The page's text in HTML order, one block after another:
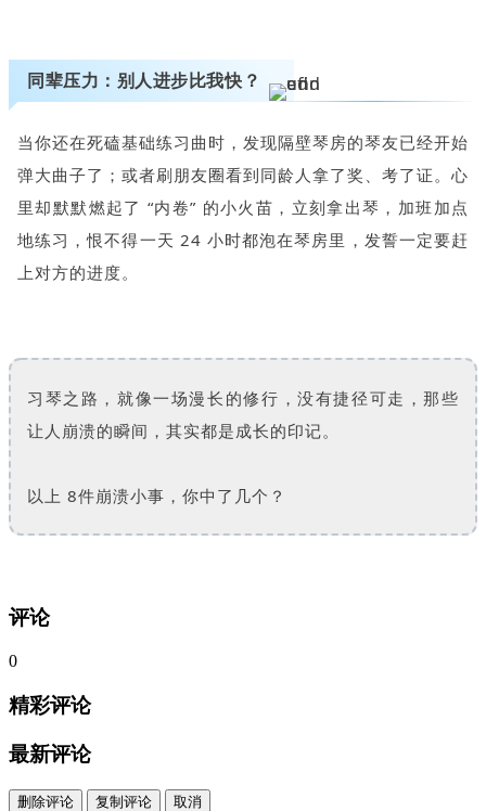
同辈压力：别人进步比我快？
当你还在死磕基础练习曲时，发现隔壁琴房的琴友已经开始
弹大曲子了；或者刷朋友圈看到同龄人拿了奖、考了证。心
里却默默燃起了 “内卷” 的小火苗，立刻拿出琴，加班加点
地练习，恨不得一天 24 小时都泡在琴房里，发誓一定要赶
上对方的进度。
习琴之路，就像一场漫长的修行，没有捷径可走，那些
让人崩溃的瞬间，其实都是成长的印记。
以上 8件崩溃小事，你中了几个？
评论
0
精彩评论
最新评论
删除评论 复制评论 取消